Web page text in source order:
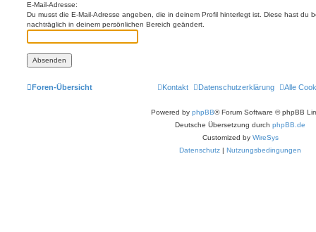
E-Mail-Adresse:
Du musst die E-Mail-Adresse angeben, die in deinem Profil hinterlegt ist. Diese hast du
nachträglich in deinem persönlichen Bereich geändert.
Foren-Übersicht Alle
Datenschutzerklärung
Kontakt
Powered by phpBB® Forum Software © phpBB
Deutsche Übersetzung durch phpBB.de
Customized by WireSys
Datenschutz
Nutzungsbedingungen